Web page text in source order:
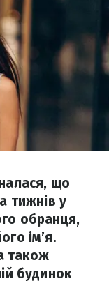
що
тижнів у
обранця,
ім’я.
також
будинок